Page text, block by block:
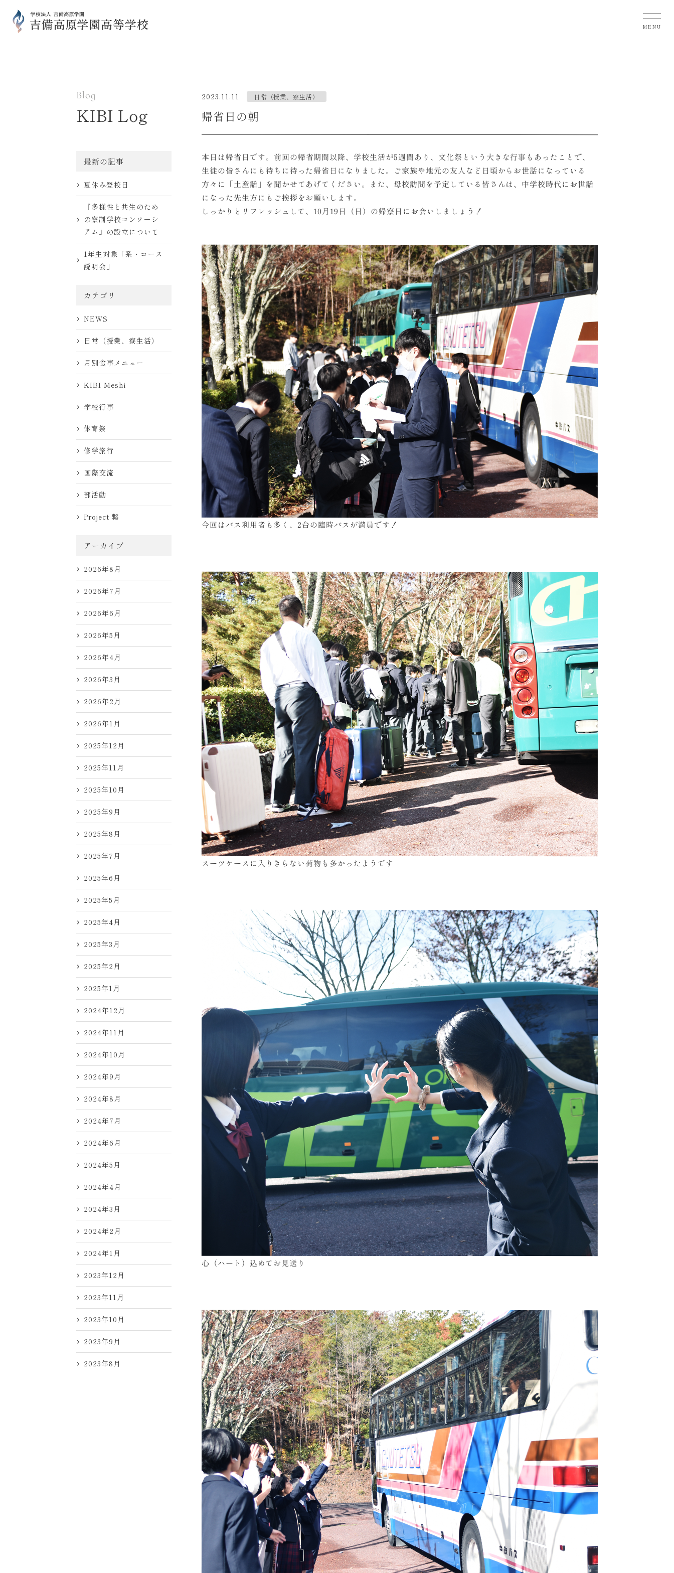
MENU
Blog
KIBI Log
最新の記事
夏休み登校日
『多様性と共生のため
の寮制学校コンソーシ
アム』の設立について
1年生対象「系・コース
説明会」
カテゴリ
NEWS
日常（授業、寮生活）
月別食事メニュー
KIBI Meshi
学校行事
体育祭
修学旅行
国際交流
部活動
Project 繋
アーカイブ
2026年8月
2026年7月
2026年6月
2026年5月
2026年4月
2026年3月
2026年2月
2026年1月
2025年12月
2025年11月
2025年10月
2025年9月
2025年8月
2025年7月
2025年6月
2025年5月
2025年4月
2025年3月
2025年2月
2025年1月
2024年12月
2024年11月
2024年10月
2024年9月
2024年8月
2024年7月
2024年6月
2024年5月
2024年4月
2024年3月
2024年2月
2024年1月
2023年12月
2023年11月
2023年10月
2023年9月
2023年8月
2023.11.11 日常（授業、寮生活）
帰省日の朝
本日は帰省日です。前回の帰省期間以降、学校生活が5週間あり、文化祭という大きな行事もあったことで、
生徒の皆さんにも待ちに待った帰省日になりました。ご家族や地元の友人など日頃からお世話になっている
方々に「土産話」を聞かせてあげてください。また、母校訪問を予定している皆さんは、中学校時代にお世話
になった先生方にもご挨拶をお願いします。
しっかりとリフレッシュして、10月19日（日）の帰寮日にお会いしましょう！
今回はバス利用者も多く、2台の臨時バスが満員です！
スーツケースに入りきらない荷物も多かったようです
心（ハート）込めてお見送り